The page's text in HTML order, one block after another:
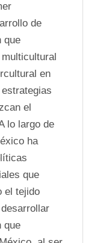
de
que
en
el
lo largo de
ha
que
el tejido
que